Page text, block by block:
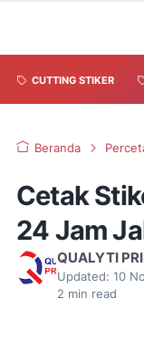
CUTTING STIKER
Beranda
Cetak
24 Jam
QUALYTI
Updated: 10
2 min read